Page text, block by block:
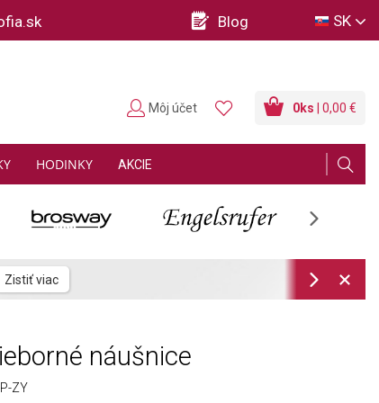
Blog SK
HODINKY AKCIE
0ks | 0,00 €
Môj účet
náušnice
ZY